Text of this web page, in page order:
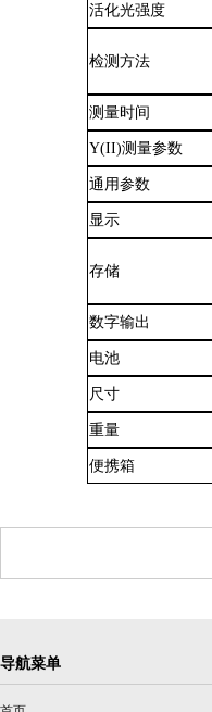
活化光强度
检测方法
测量时间
Y(II)测量参数
通用参数
显示
存储
数字输出
电池
尺寸
重量
便携箱
导航菜单